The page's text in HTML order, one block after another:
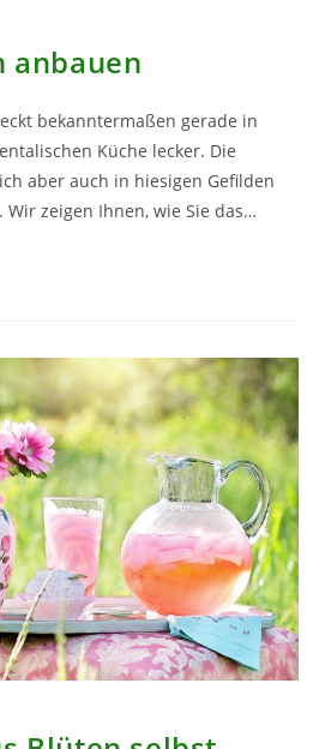
anbauen
bekanntermaßen gerade in
Küche lecker. Die
aber auch in hiesigen Gefilden
zeigen Ihnen, wie Sie das…